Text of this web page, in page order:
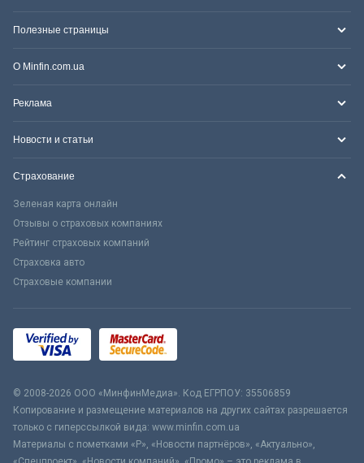
Полезные страницы
О Minfin.com.ua
Реклама
Новости и статьи
Страхование
Зеленая карта онлайн
Отзывы о страховых компаниях
Рейтинг страховых компаний
Страховка авто
Страховые компании
© 2008-2026 ООО «МинфинМедиа». Код ЕГРПОУ: 35506859
Копирование и размещение материалов на других сайтах разрешается
только с гиперссылкой вида: www.minfin.com.ua
Материалы с пометками «Р», «Новости партнёров», «Актуально»,